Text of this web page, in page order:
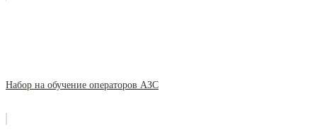
Набор на обучение операторов АЗС